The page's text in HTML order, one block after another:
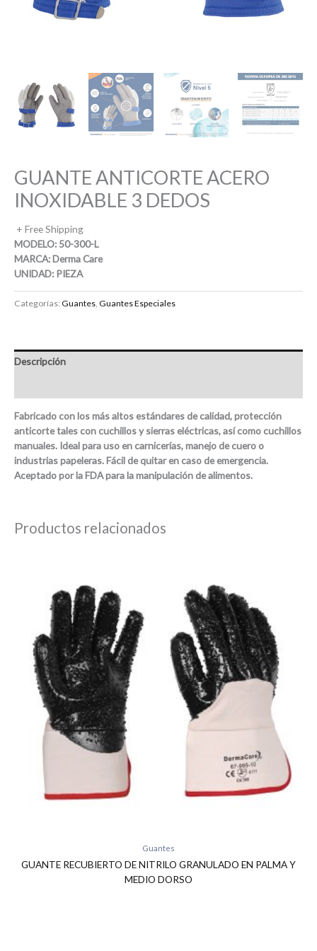
GUANTE ANTICORTE ACERO
INOXIDABLE 3 DEDOS
+ Free Shipping
MODELO: 50-300-L
MARCA: Derma Care
UNIDAD: PIEZA
Categorías:Guantes Guantes Especiales
Descripción
Fabricado con los más altos estándares de calidad, protección
anticorte tales con cuchillos y sierras eléctricas, así como cuchillos
manuales. Ideal para uso en carnicerías, manejo de cuero o
industrias papeleras. Fácil de quitar en caso de emergencia.
Aceptado por la FDA para la manipulación de alimentos.
Productos relacionados
Guantes
GUANTE RECUBIERTO DE NITRILO GRANULADO EN PALMA Y
MEDIO DORSO